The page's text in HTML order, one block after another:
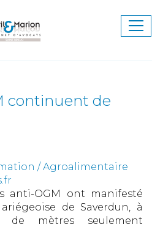
continuent de
/Agroalimentaire
anti-OGM ont manifesté
de Saverdun, à
de mètres seulement